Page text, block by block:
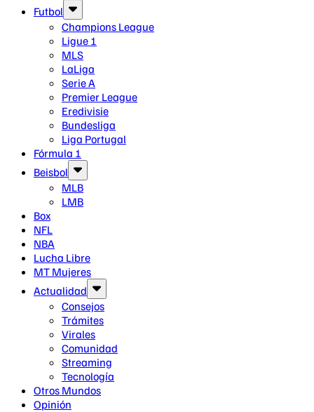
Futbol
Champions League
Ligue 1
MLS
LaLiga
Serie A
Premier League
Eredivisie
Bundesliga
Liga Portugal
Fórmula 1
Beisbol
MLB
LMB
Box
NFL
NBA
Lucha Libre
MT Mujeres
Actualidad
Consejos
Trámites
Virales
Comunidad
Streaming
Tecnología
Otros Mundos
Opinión